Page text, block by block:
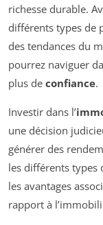
richesse durable.
différents types de
des tendances du
pourrez naviguer
plus de confiance.
Investir dans l’
une décision
générer des
les différents types
les avantages
rapport à